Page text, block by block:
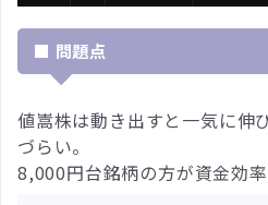
■ 問題点
値嵩株は動き出すと一気に伸
づらい。
8,000円台銘柄の方が資金効